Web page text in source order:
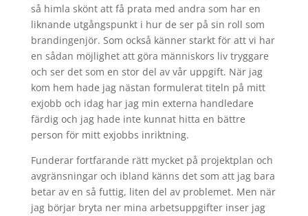
så himla skönt att få prata med andra som har en
liknande utgångspunkt i hur de ser på sin roll som
brandingenjör. Som också känner starkt för att vi har
en sådan möjlighet att göra människors liv tryggare
och ser det som en stor del av vår uppgift. När jag
kom hem hade jag nästan formulerat titeln på mitt
exjobb och idag har jag min externa handledare
färdig och jag hade inte kunnat hitta en bättre
person för mitt exjobbs inriktning.
Funderar fortfarande rätt mycket på projektplan och
avgränsningar och ibland känns det som att jag bara
betar av en så futtig, liten del av problemet. Men när
jag börjar bryta ner mina arbetsuppgifter inser jag